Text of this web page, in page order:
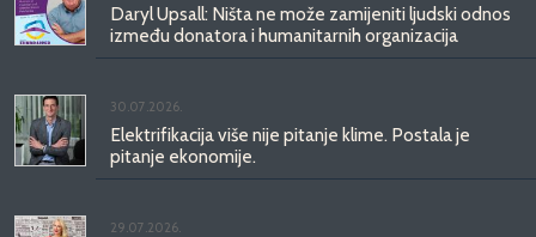
Daryl Upsall: Ništa ne može zamijeniti ljudski odnos
između donatora i humanitarnih organizacija
30.07.2026.
Elektrifikacija više nije pitanje klime. Postala je
pitanje ekonomije.
29.07.2026.